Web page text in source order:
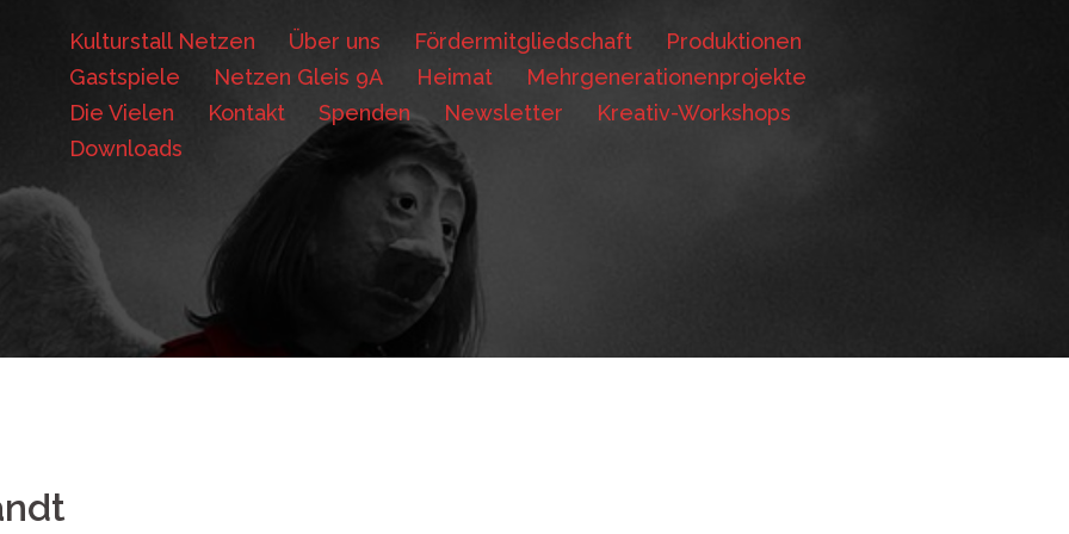
Kulturstall Netzen Über uns Fördermitgliedschaft
Produktionen
Gastspiele
Netzen Gleis 9A Heimat
Mehrgenerationenprojekte
Die Vielen
Kontakt Spenden Newsletter
Kreativ-Workshops
Downloads